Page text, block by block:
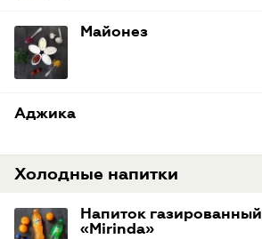
Майонез
Аджика
Холодные напитки
Напиток газированный
«Mirinda»